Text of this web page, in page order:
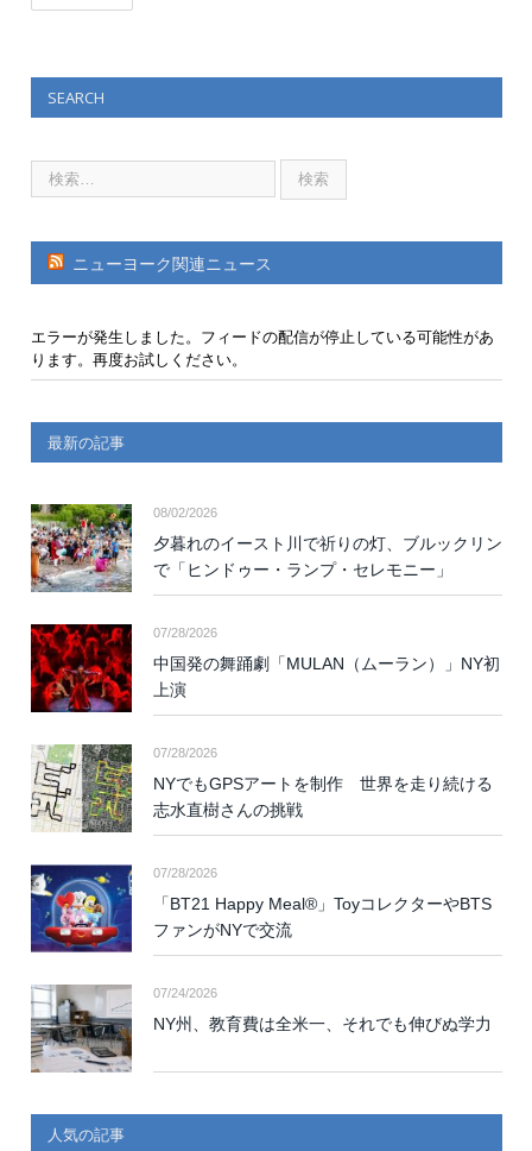
SEARCH
ニューヨーク関連ニュース
エラーが発生しました。フィードの配信が停止している可能性があ
ります。再度お試しください。
最新の記事
08/02/2026
夕暮れのイースト川で祈りの灯、ブルックリン
で「ヒンドゥー・ランプ・セレモニー」
07/28/2026
中国発の舞踊劇「MULAN（ムーラン）」NY初
上演
07/28/2026
NYでもGPSアートを制作 世界を走り続ける
志水直樹さんの挑戦
07/28/2026
「BT21 Happy Meal®」ToyコレクターやBTS
ファンがNYで交流
07/24/2026
NY州、教育費は全米一、それでも伸びぬ学力
人気の記事